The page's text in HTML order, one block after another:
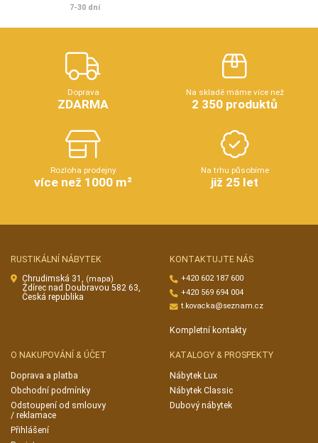
7-30 dní
Doprava
ZDARMA
Na skladě máme více než
2 350 produktů
Rozloha prodejny
více než 1000 m²
Na trhu působíme
již 25 let
RUSTIKÁLNÍ NÁBYTEK
Chrudimská 31, (mapa)
Ždírec nad Doubravou 582 63,
Česká republika
KONTAKTUJTE NÁS
+420 602 187 600
+420 569 694 004
t.kovacka@seznam.cz
Kompletní kontakty
O NAKUPOVÁNÍ & ÚČET
Doprava a platba
Obchodní podmínky
Odstoupení od smlouvy
/ reklamace
Přihlášení
KATALOGY & PROSPEKTY
Nábytek Lux
Nábytek Classic
Dubový nábytek